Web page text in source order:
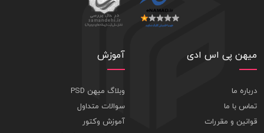
میهن پی اس ادی
درباره ما
تماس با ما
قوانین و مقررات
آموزش
وبلاگ میهن PSD
سوالات متداول
آموزش وکتور